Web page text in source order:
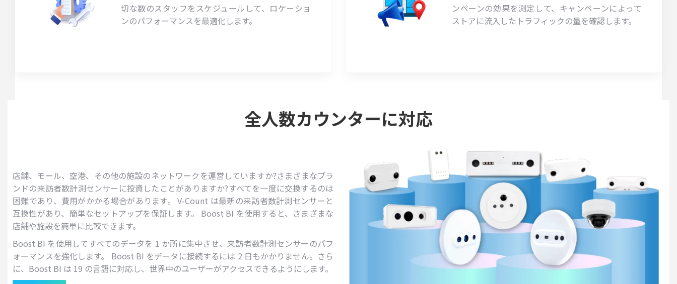
切な数のスタッフをスケジュールして、ロケーショ
ンのパフォーマンスを最適化します。
ンペーンの効果を測定して、キャンペーンによって
ストアに流入したトラフィックの量を確認します。
全人数カウンターに対応
店舗、モール、空港、その他の施設のネットワークを運営していますか?さまざまなブラ
ンドの来訪者数計測センサーに投資したことがありますか?すべてを一度に交換するのは
困難であり、費用がかかる場合があります。 V-Count は最新の来訪者数計測センサーと
互換性があり、簡単なセットアップを保証します。 Boost BI を使用すると、さまざまな
店舗や施設を簡単に比較できます。
Boost BI を使用してすべてのデータを 1 か所に集中させ、来訪者数計測センサーのパフ
ォーマンスを強化します。 Boost BI をデータに接続するには 2 日もかかりません。さら
に、Boost BI は 19 の言語に対応し、世界中のユーザーがアクセスできるようにします。